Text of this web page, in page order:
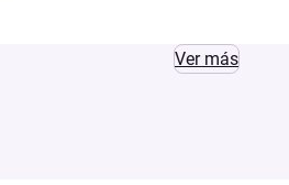
Ver más